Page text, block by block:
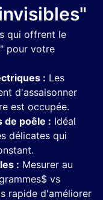
qui offrent le
pour votre
: Les
d'assaisonner
est occupée.
de poêle : Idéal
délicates qui
: Mesurer au
vs
rapide d'améliorer